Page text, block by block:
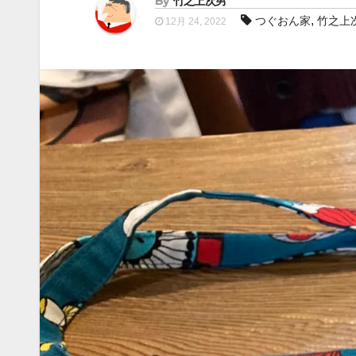
12月 24, 2022 つぐおん家, 竹之上